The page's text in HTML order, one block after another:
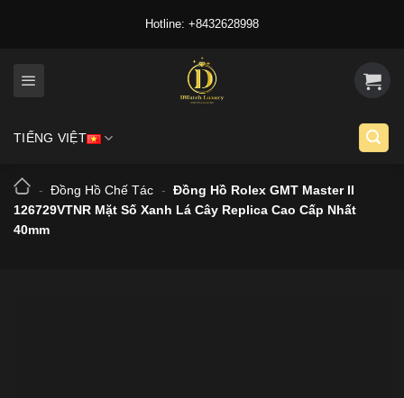
Hotline: +8432628998
TIẾNG VIỆT
- Đồng Hồ Chế Tác - Đồng Hồ Rolex GMT Master II
126729VTNR Mặt Số Xanh Lá Cây Replica Cao Cấp Nhất
40mm